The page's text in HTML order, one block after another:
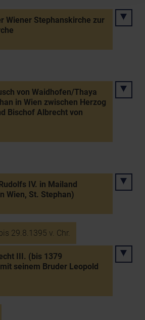
Wiener Stephanskirche zur
von Waidhofen/Thaya
in Wien zwischen Herzog
Bischof Albrecht von
IV. in Mailand
Wien, St. Stephan)
29.8.1395 v. Chr.
III. (bis 1379
seinem Bruder Leopold